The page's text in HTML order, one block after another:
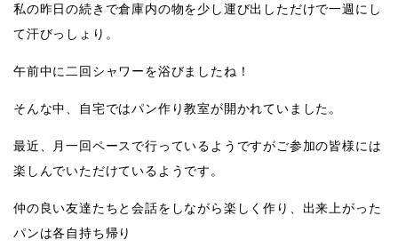
私の昨日の続きで倉庫内の物を少し運び出しただけで一週にし
て汗びっしょり。
午前中に二回シャワーを浴びましたね！
そんな中、自宅ではパン作り教室が開かれていました。
最近、月一回ペースで行っているようですがご参加の皆様には
楽しんでいただけているようです。
仲の良い友達たちと会話をしながら楽しく作り、出来上がった
パンは各自持ち帰り